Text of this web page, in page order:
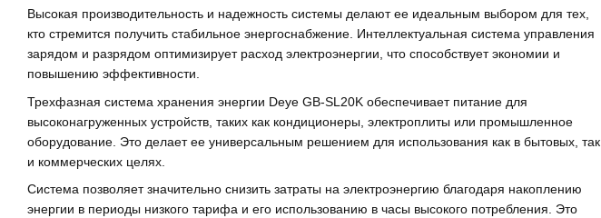
Высокая производительность и надежность системы делают ее идеальным выбором для тех,
кто стремится получить стабильное энергоснабжение. Интеллектуальная система управления
зарядом и разрядом оптимизирует расход электроэнергии, что способствует экономии и
повышению эффективности.
Трехфазная система хранения энергии Deye GB-SL20K обеспечивает питание для
высоконагруженных устройств, таких как кондиционеры, электроплиты или промышленное
оборудование. Это делает ее универсальным решением для использования как в бытовых, так
и коммерческих целях.
Система позволяет значительно снизить затраты на электроэнергию благодаря накоплению
энергии в периоды низкого тарифа и его использованию в часы высокого потребления. Это